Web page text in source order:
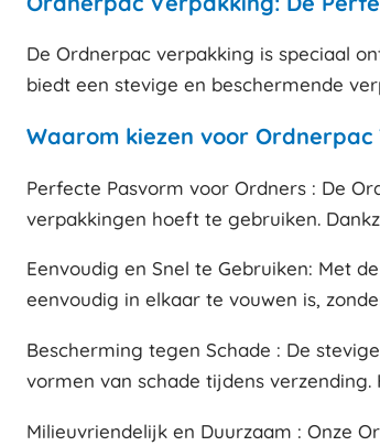
De Ordnerpac verpakking is speciaal
biedt een stevige en beschermende
Waarom kiezen voor
Perfecte Pasvorm voor Ordners : De
verpakkingen hoeft te gebruiken.
Eenvoudig en Snel te Gebruiken: Met
eenvoudig in elkaar te vouwen is,
Bescherming tegen Schade : De
vormen van schade tijdens
Milieuvriendelijk en Duurzaam : Onze